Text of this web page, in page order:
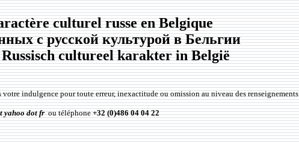
culturel russe en Belgique
с русской культурой в Бельгии
cultureel karakter in België
indulgence pour toute erreur, inexactitude ou omission au niveau des renseignements
yahoo dot frou téléphone+32 (0)486 04 04 22